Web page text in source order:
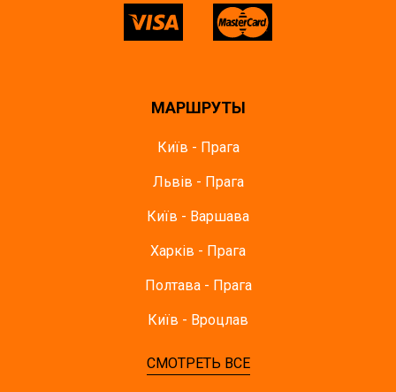
МАРШРУТЫ
Київ - Прага
Львів - Прага
Київ - Варшава
Харків - Прага
Полтава - Прага
Київ - Вроцлав
СМОТРЕТЬ ВСЕ